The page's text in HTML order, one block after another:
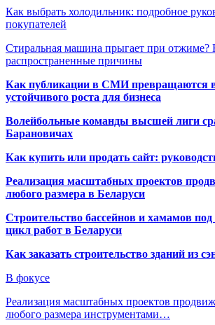
Как выбрать холодильник: подробное
покупателей
Стиральная машина прыгает при отжиме?
распространенные причины
Как публикации в СМИ превращаются
устойчивого роста для бизнеса
Волейбольные команды высшей лиги
Барановичах
Как купить или продать сайт:
Реализация масштабных проектов
любого размера в Беларуси
Строительство бассейнов и хамамов
цикл работ в Беларуси
Как заказать строительство зданий из
В фокусе
Реализация масштабных проектов
любого размера инструментами…